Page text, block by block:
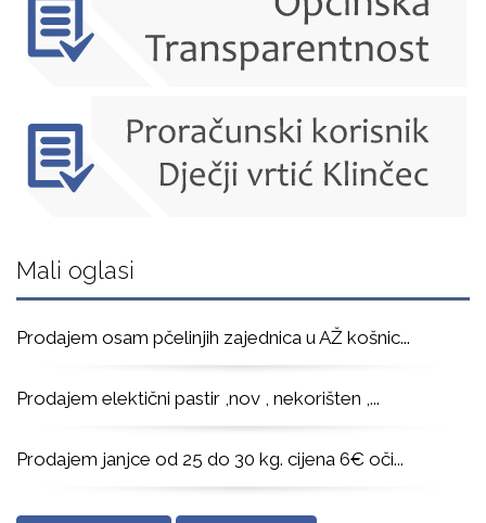
Mali oglasi
Prodajem osam pčelinjih zajednica u AŽ košnic...
Prodajem elektični pastir ,nov , nekorišten ,...
Prodajem janjce od 25 do 30 kg. cijena 6€ oči...